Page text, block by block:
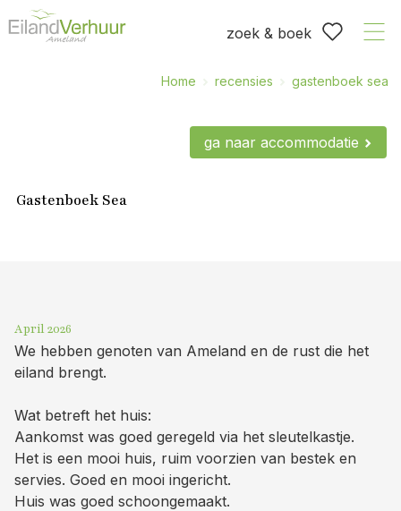
zoek & boek
Home recensies gastenboek sea
ga naar accommodatie
Gastenboek Sea
April 2026
We hebben genoten van Ameland en de rust die het
eiland brengt.
Wat betreft het huis:
Aankomst was goed geregeld via het sleutelkastje.
Het is een mooi huis, ruim voorzien van bestek en
servies. Goed en mooi ingericht.
Huis was goed schoongemaakt.